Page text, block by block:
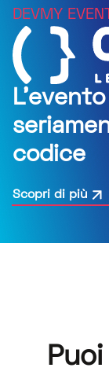
DEVMY
codice
Scopri di più